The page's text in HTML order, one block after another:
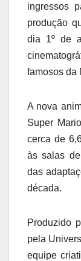
ingressos
produção
dia 1º de
famosos da
A nova
Super
cerca de
às salas
das
década.
Produzido
pela
equipe